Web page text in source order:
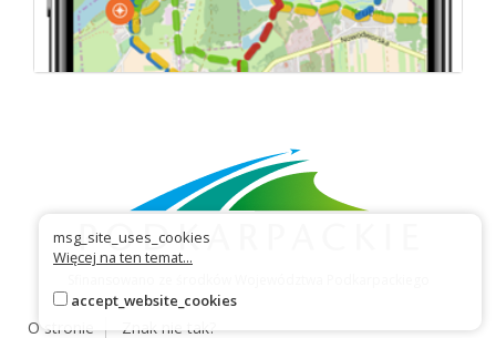
O stronie Znak nie tak?
msg_site_uses_cookies
Więcej na ten temat...
accept_website_cookies